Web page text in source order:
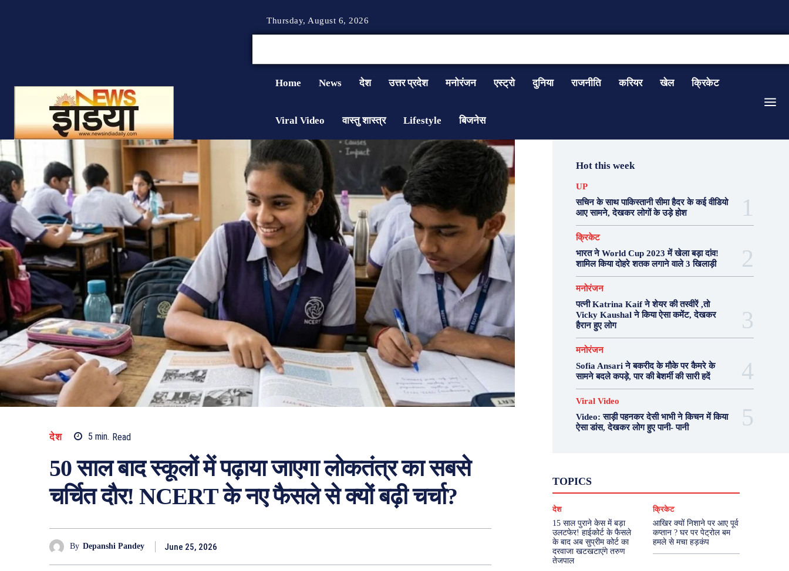
Thursday, August 6, 2026
Home News देश उत्तर प्रदेश मनोरंजन एस्ट्रो दुनिया राजनीति करियर खेल क्रिकेट
Viral Video वास्तु शास्त्र Lifestyle बिजनेस
देश 5 min. Read
50 साल बाद स्कूलों में पढ़ाया जाएगा लोकतंत्र का सबसे
चर्चित दौर! NCERT के नए फैसले से क्यों बढ़ी चर्चा?
By Depanshi Pandey June 25, 2026
Hot this week
UP
सचिन के साथ पाकिस्तानी सीमा हैदर के कई वीडियो
आए सामने, देखकर लोगों के उड़े होश
क्रिकेट
भारत ने World Cup 2023 में खेला बड़ा दांव!
शामिल किया दोहरे शतक लगाने वाले 3 खिलाड़ी
मनोरंजन
पत्नी Katrina Kaif ने शेयर की तस्वीरें ,तो
Vicky Kaushal ने किया ऐसा कमेंट, देखकर
हैरान हुए लोग
मनोरंजन
Sofia Ansari ने बकरीद के मौके पर कैमरे के
सामने बदले कपड़े, पार की बेशर्मी की सारी हदें
Viral Video
Video: साड़ी पहनकर देसी भाभी ने किचन में किया
ऐसा डांस, देखकर लोग हुए पानी- पानी
TOPICS
दुनिया
मनोरंजन
राजनीति वास्तु शास्त्र
More
देश
15 साल पुराने केस में बड़ा
उलटफेर! हाईकोर्ट के फैसले
के बाद अब सुप्रीम कोर्ट का
दरवाजा खटखटाएंगे तरुण
तेजपाल
क्रिकेट
आखिर क्यों निशाने पर आए पूर्व
कप्तान ? घर पर पेट्रोल बम
हमले से मचा हड़कंप